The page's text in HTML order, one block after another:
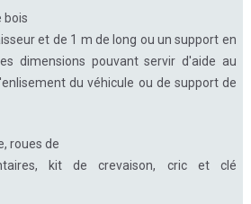
bois
et de 1 m de long ou un support en
dimensions pouvant servir d'aide au
du véhicule ou de support de
roues de
kit de crevaison, cric et clé